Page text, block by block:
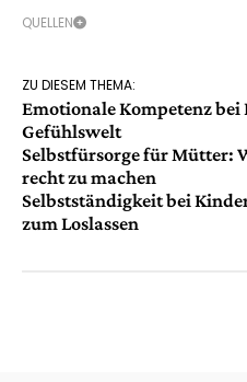
QUELLEN
ZU DIESEM THEMA:
Emotionale Kompetenz bei
Gefühlswelt
Selbstfürsorge für Mütter:
recht zu machen
Selbstständigkeit bei
zum Loslassen